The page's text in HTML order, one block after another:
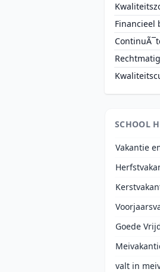
Financieel
SCHOOL
Vakantie
Goede
valt in